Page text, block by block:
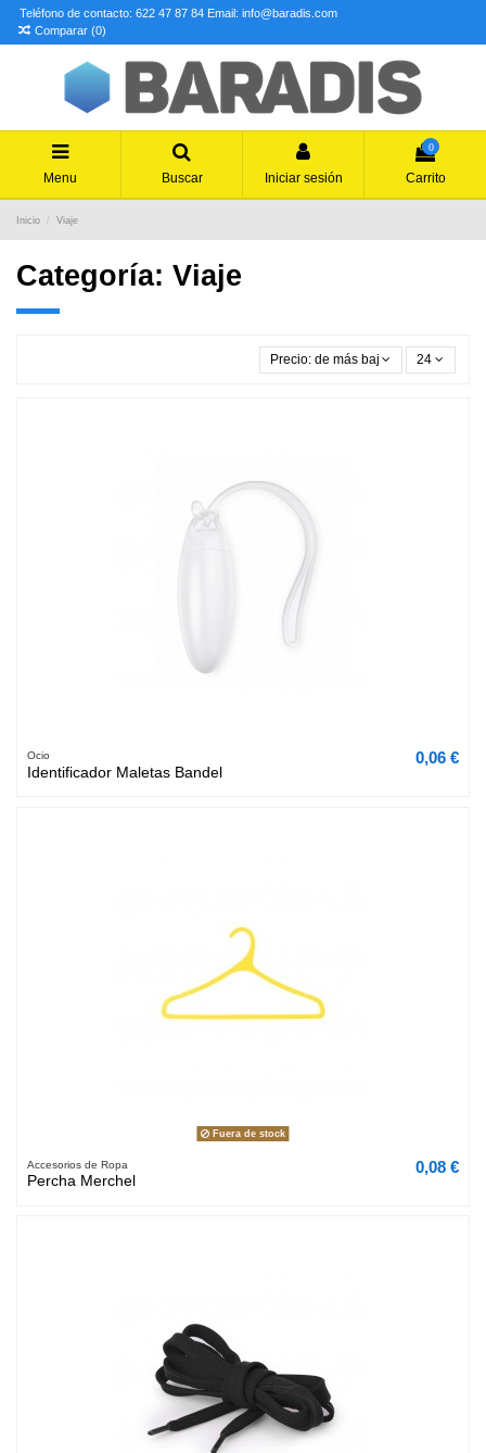
Teléfono de contacto: 622 47 87 84 Email: info@baradis.com
Comparar (0)
Menu Buscar Iniciar sesión
0
Carrito
Inicio Viaje
Categoría: Viaje
Precio: de más bajo a más alto
24
Ocio
Identificador Maletas Bandel
0,06 €
Fuera de stock
Accesorios de Ropa
Percha Merchel
0,08 €